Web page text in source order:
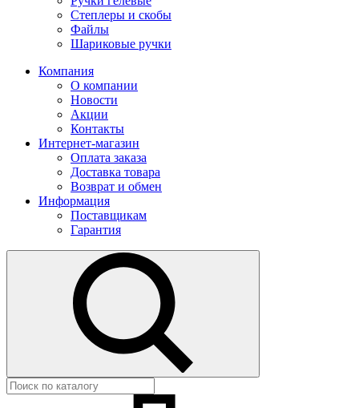
Степлеры и скобы
Файлы
Шариковые ручки
Компания
О компании
Новости
Акции
Контакты
Интернет-магазин
Оплата заказа
Доставка товара
Возврат и обмен
Информация
Поставщикам
Гарантия